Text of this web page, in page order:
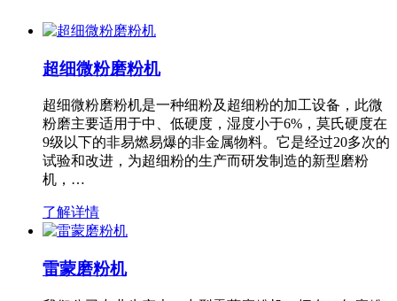
超细微粉磨粉机
超细微粉磨粉机是一种细粉及超细粉的加工设备，此微
粉磨主要适用于中、低硬度，湿度小于6%，莫氏硬度在
9级以下的非易燃易爆的非金属物料。它是经过20多次的
试验和改进，为超细粉的生产而研发制造的新型磨粉
机，…
了解详情
雷蒙磨粉机